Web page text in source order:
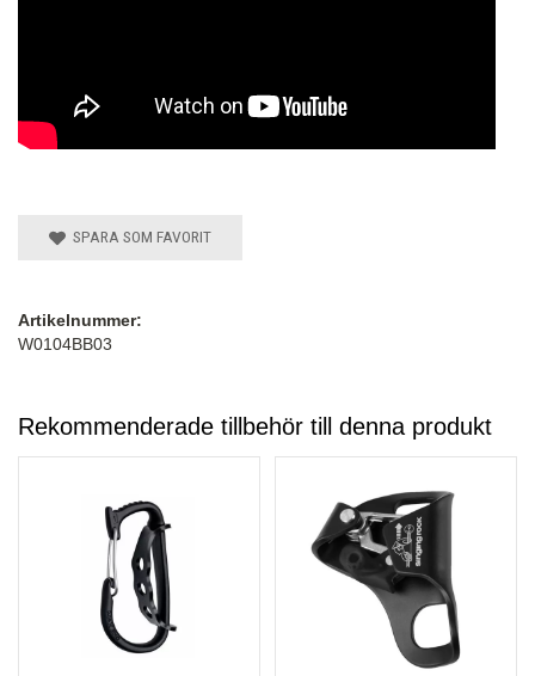
SPARA SOM FAVORIT
Artikelnummer:
W0104BB03
Rekommenderade tillbehör till denna produkt